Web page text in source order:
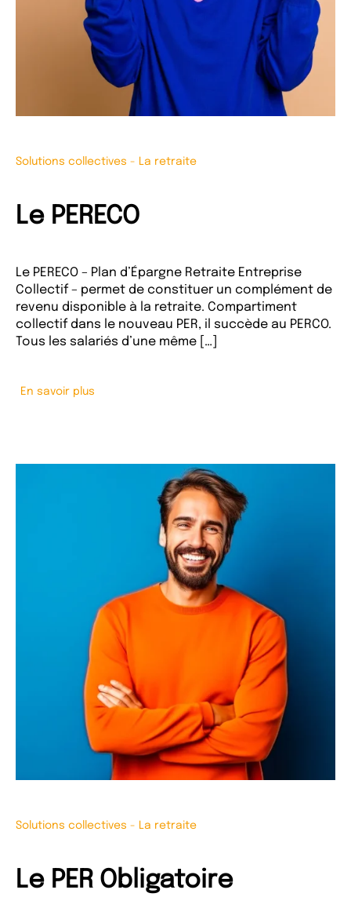
Solutions collectives - La retraite
Le PERECO
Le PERECO – Plan d’Épargne Retraite Entreprise
Collectif – permet de constituer un complément de
revenu disponible à la retraite. Compartiment
collectif dans le nouveau PER, il succède au PERCO.
Tous les salariés d’une même […]
En savoir plus
Solutions collectives - La retraite
Le PER Obligatoire